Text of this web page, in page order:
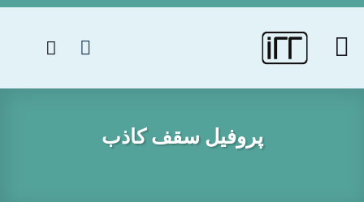
پروفیل سقف کاذب